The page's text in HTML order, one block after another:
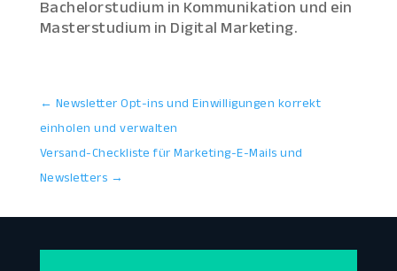
Bachelorstudium in Kommunikation und ein
Masterstudium in Digital Marketing.
← Newsletter Opt-ins und Einwilligungen korrekt
einholen und verwalten
Versand-Checkliste für Marketing-E-Mails und
Newsletters →